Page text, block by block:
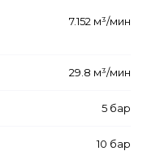
7.152 м³/мин
29.8 м³/мин
5 бар
10 бар